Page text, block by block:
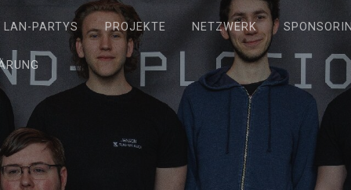
LAN-PARTYS PROJEKTE NETZWERK